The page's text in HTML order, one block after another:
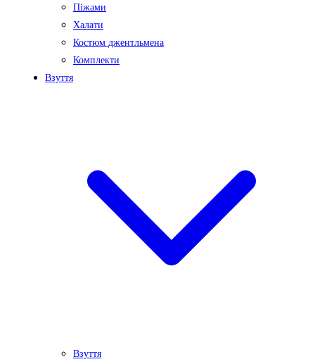
Піжами
Халати
Костюм джентльмена
Комплекти
Взуття
Взуття